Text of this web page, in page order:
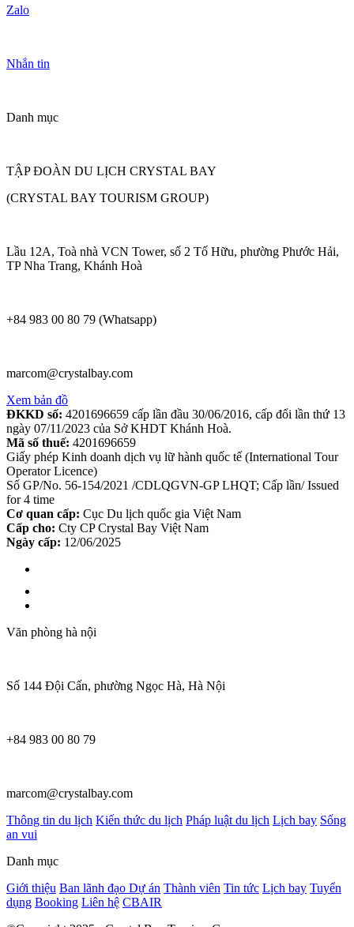
Zalo
Nhắn tin
Danh mục
TẬP ĐOÀN DU LỊCH CRYSTAL BAY
(CRYSTAL BAY TOURISM GROUP)
Lầu 12A, Toà nhà VCN Tower, số 2 Tố Hữu, phường Phước Hải,
TP Nha Trang, Khánh Hoà
+84 983 00 80 79 (Whatsapp)
marcom@crystalbay.com
Xem bản đồ
ĐKKD số: 4201696659 cấp lần đầu 30/06/2016, cấp đổi lần thứ 13
ngày 07/11/2023 của Sở KHDT Khánh Hoà.
Mã số thuế: 4201696659
Giấy phép Kinh doanh dịch vụ lữ hành quốc tế (International Tour
Operator Licence)
Số GP/No. 56-154/2021 /CDLQGVN-GP LHQT; Cấp lần/ Issued
for 4 time
Cơ quan cấp: Cục Du lịch quốc gia Việt Nam
Cấp cho: Cty CP Crystal Bay Việt Nam
Ngày cấp: 12/06/2025
Văn phòng hà nội
Số 144 Đội Cấn, phường Ngọc Hà, Hà Nội
+84 983 00 80 79
marcom@crystalbay.com
Thông tin du lịch Kiến thức du lịch Pháp luật du lịch Lịch bay Sống
an vui
Danh mục
Giới thiệu Ban lãnh đạo Dự án Thành viên Tin tức Lịch bay Tuyển
dụng Booking Liên hệ CBAIR